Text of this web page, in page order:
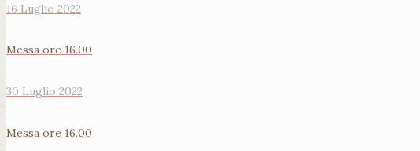
16 Luglio 2022
Messa ore 16.00
30 Luglio 2022
Messa ore 16.00